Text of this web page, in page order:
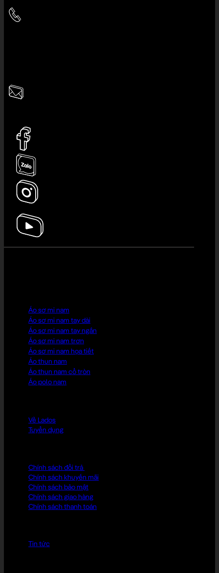
Áo sơ mi nam
Áo sơ mi nam tay dài
Áo sơ mi nam tay ngắn
Áo sơ mi nam trơn
Áo sơ mi nam họa tiết
Áo thun nam
Áo thun nam cổ tròn
Áo polo nam
Về Lados
Tuyển dụng
Chính sách đổi trả
Chính sách khuyến mãi
Chính sách bảo mật
Chính sách giao hàng
Chính sách thanh toán
Tin tức